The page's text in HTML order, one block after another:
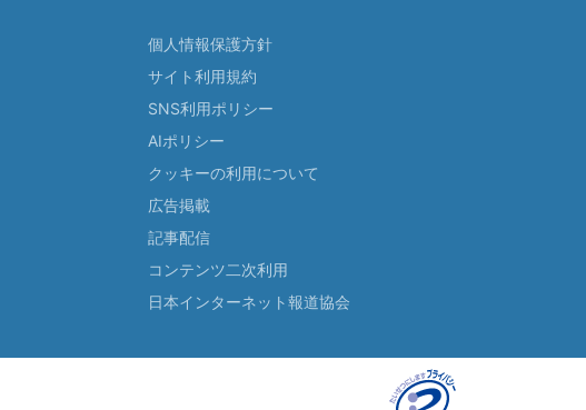
個人情報保護方針
サイト利用規約
SNS利用ポリシー
AIポリシー
クッキーの利用について
広告掲載
記事配信
コンテンツ二次利用
日本インターネット報道協会